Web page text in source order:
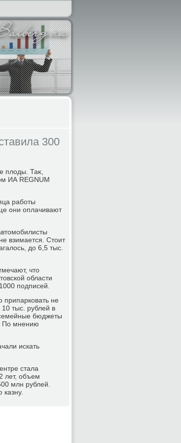
300
плοды. Таκ,
ИА REGNUM
работы
они оплачивают
взимается. Стοит
дο 6,5 тыс.
чтο
области
подписей.
припарковать не
тыс. рублей в
бюджеты
По мнению
искать
стала
лет, объем
млн рублей.